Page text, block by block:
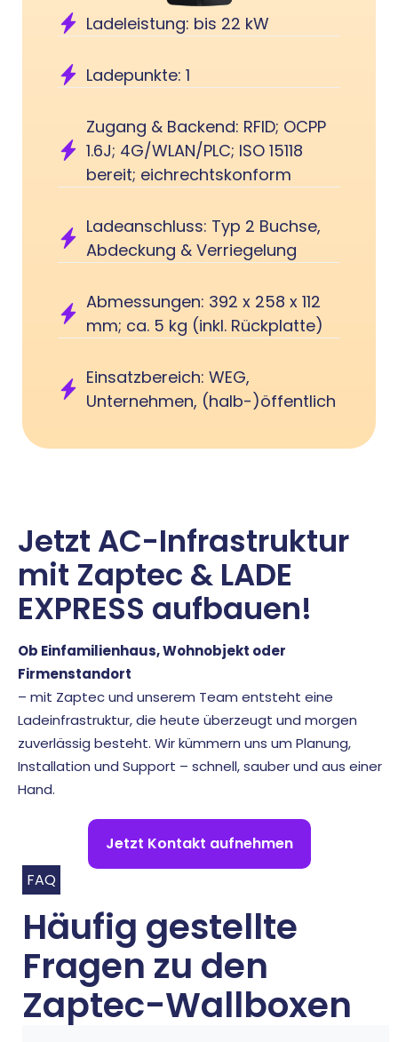
Ladeleistung: bis 22 kW
Ladepunkte: 1
Zugang & Backend: RFID; OCPP
1.6J; 4G/WLAN/PLC; ISO 15118
bereit; eichrechtskonform
Ladeanschluss: Typ 2 Buchse,
Abdeckung & Verriegelung
Abmessungen: 392 x 258 x 112
mm; ca. 5 kg (inkl. Rückplatte)
Einsatzbereich: WEG,
Unternehmen, (halb-)öffentlich
Jetzt AC-Infrastruktur
mit Zaptec & LADE
EXPRESS aufbauen!
Ob Einfamilienhaus, Wohnobjekt oder
Firmenstandort
– mit Zaptec und unserem Team entsteht eine
Ladeinfrastruktur, die heute überzeugt und morgen
zuverlässig besteht. Wir kümmern uns um Planung,
Installation und Support – schnell, sauber und aus einer
Hand.
Jetzt Kontakt aufnehmen
FAQ
Häufig gestellte
Fragen zu den
Zaptec-Wallboxen